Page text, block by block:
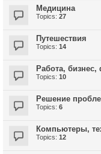
Медицина
Topics: 27
Путешествия
Topics: 14
Работа,
Topics: 10
Решение
Topics: 6
Компьютеры,
Topics: 12